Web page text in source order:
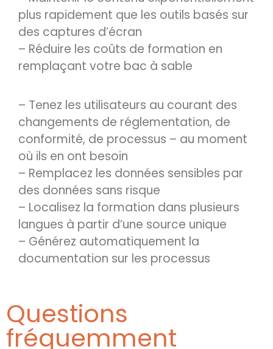
plus rapidement que les outils basés sur
des captures d’écran
– Réduire les coûts de formation en
remplaçant votre bac à sable
– Tenez les utilisateurs au courant des
changements de réglementation, de
conformité, de processus – au moment
où ils en ont besoin
– Remplacez les données sensibles par
des données sans risque
– Localisez la formation dans plusieurs
langues à partir d’une source unique
– Générez automatiquement la
documentation sur les processus
Questions
fréquemment